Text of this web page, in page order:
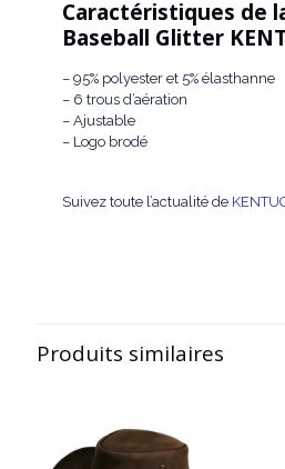
Caractéristiques de
Baseball Glitter
– 95% polyester et 5% élasthanne
– 6 trous d’aération
– Ajustable
– Logo brodé
Suivez toute l’actualité de
Produits similaires